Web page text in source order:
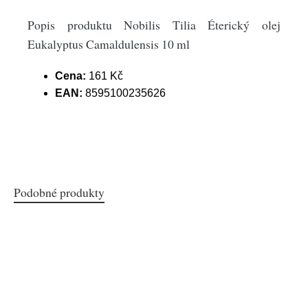
Popis produktu Nobilis Tilia Éterický olej
Eukalyptus Camaldulensis 10 ml
Cena: 161 Kč
EAN: 8595100235626
Podobné produkty